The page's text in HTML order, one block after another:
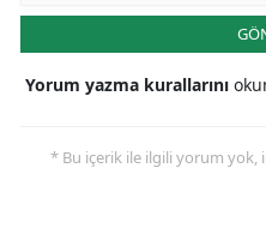
Yorum yazma kurallarını
* Bu içerik ile ilgili yorum yok,